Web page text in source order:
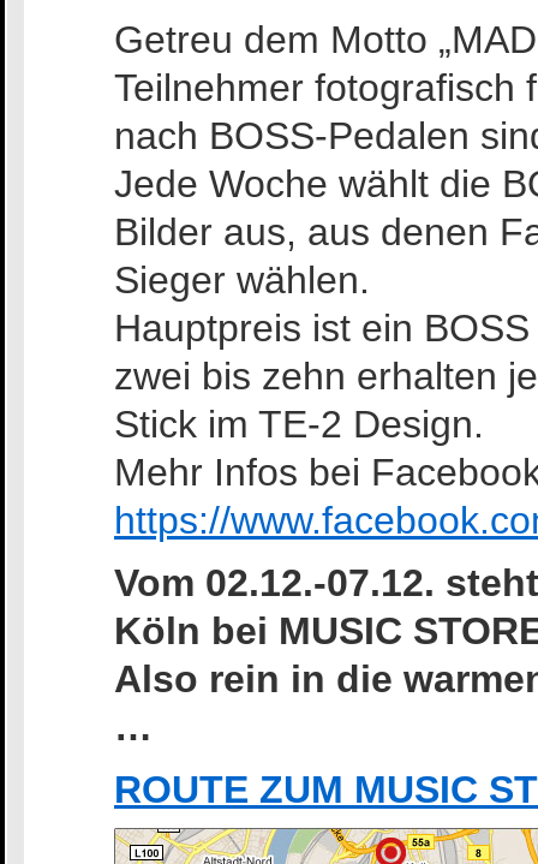
Getreu dem Motto
Teilnehmer fotografisch
nach BOSS-Pedalen
Jede Woche wählt die
Bilder aus, aus denen
Sieger wählen.
Hauptpreis ist ein
zwei bis zehn erhalten
Stick im TE-2 Design.
Mehr Infos bei
https://
Vom 02.12.-07.12.
Köln bei MUSIC
Also rein in die
…
ROUTE ZUM MUSIC